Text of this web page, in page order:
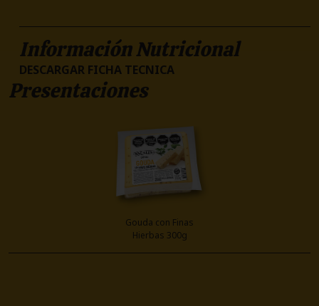
Presentaciones
Gouda con Finas
Hierbas 300g
Información Nutricional
DESCARGAR FICHA TECNICA